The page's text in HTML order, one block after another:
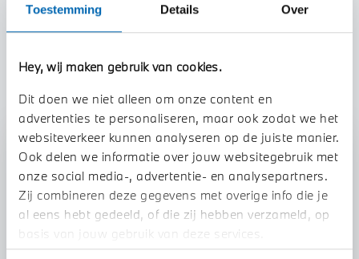
Toestemming Details Over
Hey, wij maken gebruik van cookies.
Dit doen we niet alleen om onze content en
advertenties te personaliseren, maar ook zodat we het
websiteverkeer kunnen analyseren op de juiste manier.
Ook delen we informatie over jouw websitegebruik met
onze social media-, advertentie- en analysepartners.
Zij combineren deze gegevens met overige info die je
al eens hebt gedeeld, of die zij hebben verzameld, op
basis van jouw gebruik van deze services.
Stap 1 van 3
Uw auto inruilen?